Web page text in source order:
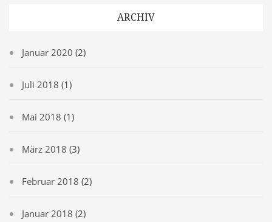
ARCHIV
Januar 2020 (2)
Juli 2018 (1)
Mai 2018 (1)
März 2018 (3)
Februar 2018 (2)
Januar 2018 (2)